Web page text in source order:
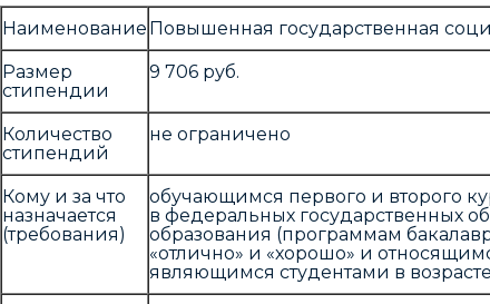
Наименование Повышенная государственная
Размер
стипендии
9 706 руб.
Количество
стипендий
не ограничено
Кому и за что
назначается
(требования)
обучающимся первого и второго
в федеральных государственных
образования (программам
«отлично» и «хорошо» и
являющимся студентами в